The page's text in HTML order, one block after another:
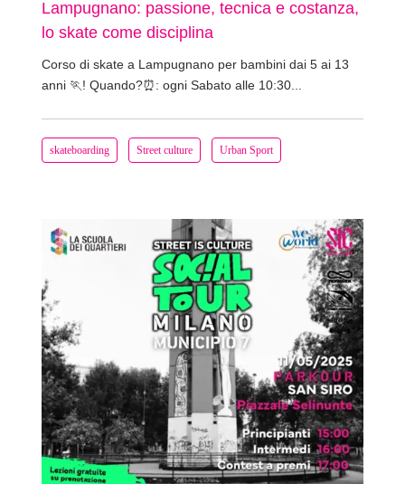
skateboarding Street culture Urban Sport
Lampugnano: passione, tecnica e costanza,
lo skate come disciplina
Corso di skate a Lampugnano per bambini dai 5 ai 13
anni 🏃! Quando?⏰: ogni Sabato alle 10:30...